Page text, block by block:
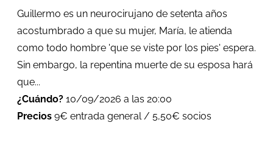
Guillermo es un neurocirujano de setenta años
acostumbrado a que su mujer, María, le atienda
como todo hombre 'que se viste por los pies' espera.
Sin embargo, la repentina muerte de su esposa hará
que...
¿Cuándo? 10/09/2026 a las 20:00
Precios 9€ entrada general / 5,50€ socios